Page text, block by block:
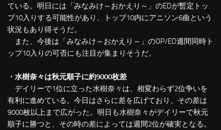
ている。明日には「みなみけ～おかえり～」のEDが暫定トッ
プ10入りする可能性があり、トップ10内にアニソン6曲という
状況もあり得そうだ。
また、今後は「みなみけ～おかえり～」のOP/ED週間同時ト
ップ10入りの可否にも注目が集まりそうだ。
・水樹奈々は秋元順子に約9000枚差
デイリーで1位に立った水樹奈々は、相変わらず2位争いを
有利に進めている。今日はさらに差を広げており、その差は
9000枚以上まで広がった。明日も水樹奈々がデイリーで秋元
順子に勝つと、その時の差によっては週間2位が確実となる。